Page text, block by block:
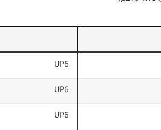
UP6
UP6
UP6